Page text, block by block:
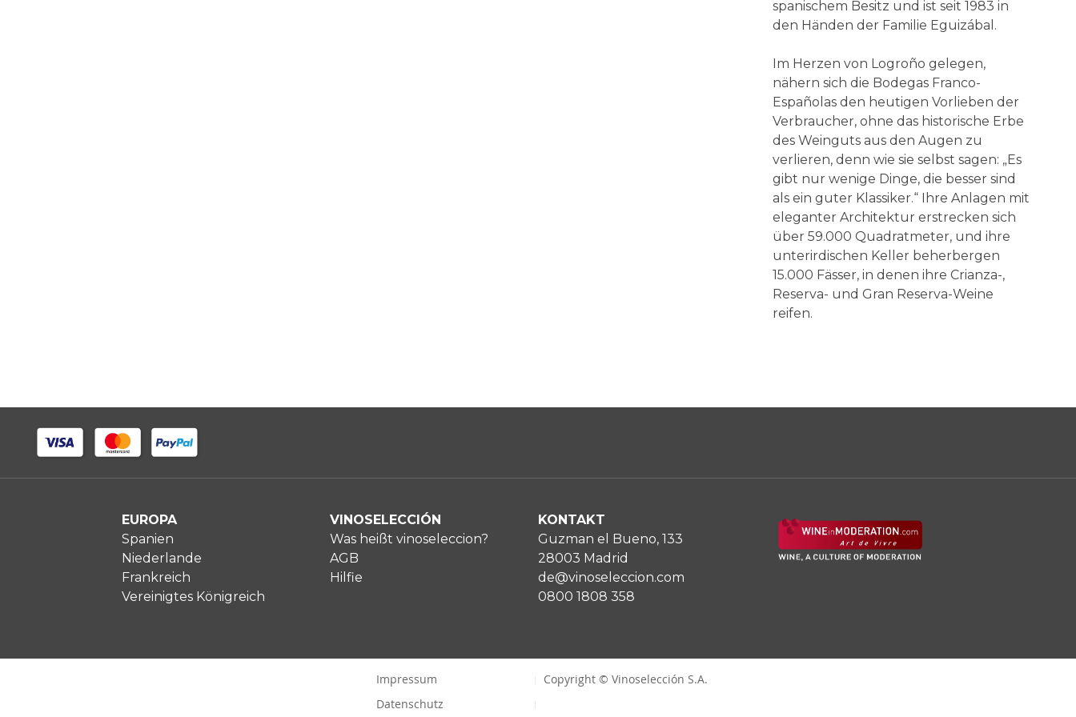
spanischem Besitz und ist seit 1983 in
den Händen der Familie Eguizábal.
Im Herzen von Logroño gelegen,
nähern sich die Bodegas Franco-
Españolas den heutigen Vorlieben der
Verbraucher, ohne das historische Erbe
des Weinguts aus den Augen zu
verlieren, denn wie sie selbst sagen: „Es
gibt nur wenige Dinge, die besser sind
als ein guter Klassiker.“ Ihre Anlagen mit
eleganter Architektur erstrecken sich
über 59.000 Quadratmeter, und ihre
unterirdischen Keller beherbergen
15.000 Fässer, in denen ihre Crianza-,
Reserva- und Gran Reserva-Weine
reifen.
EUROPA
Spanien
Niederlande
Frankreich
Vereinigtes Königreich
VINOSELECCIÓN
Was heißt vinoseleccion?
AGB
Hilfie
KONTAKT
Guzman el Bueno, 133
28003 Madrid
de@vinoseleccion.com
0800 1808 358
Impressum
Datenschutz
Copyright © Vinoselección S.A.